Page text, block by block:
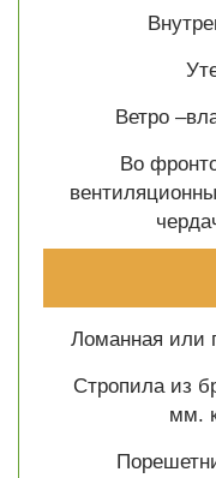
Ветро
Во
Ломанная или
Стропила из
мм.